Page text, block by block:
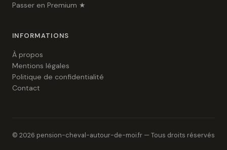
Passer en Premium ★
INFORMATIONS
À propos
Mentions légales
Politique de confidentialité
Contact
© 2026 pension-cheval-autour-de-moi.fr — Tous droits réservés